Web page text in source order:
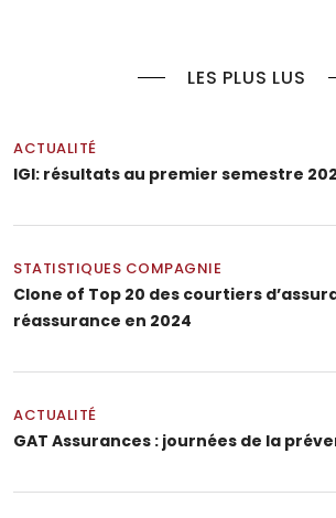
LES PLUS LUS
ACTUALITÉ
IGI: résultats au premier semestre
STATISTIQUES COMPAGNIE
Clone of Top 20 des courtiers
réassurance en 2024
ACTUALITÉ
GAT Assurances : journées de la